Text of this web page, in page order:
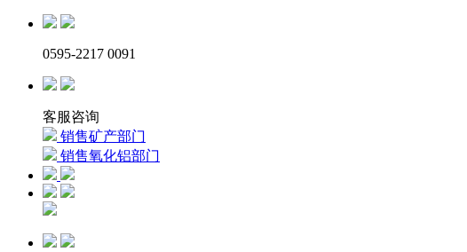
0595-2217 0091
客服咨询
销售矿产部门
销售氧化铝部门